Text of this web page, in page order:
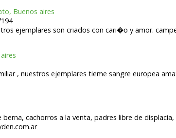
Buenos aires
ejemplares son criados con cari�o y amor.
, nuestros ejemplares tieme sangre europea
cachorros a la venta, padres libre de